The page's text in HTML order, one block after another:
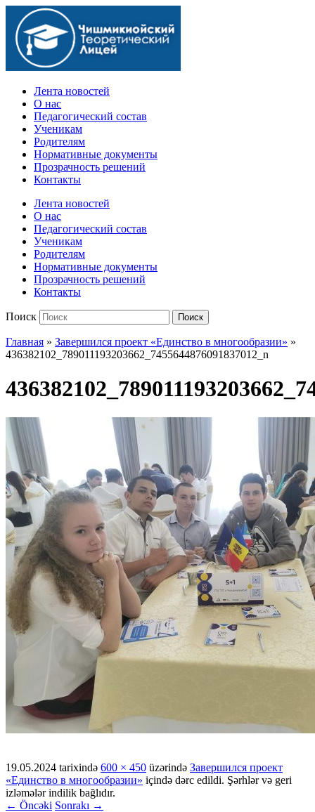
Официальный сайт учебного заведения
Лента новостей
О нас
Педагогический состав
Ученикам
Родителям
Нормативные документы
Прозрачность решений
Контакты
Лента новостей
О нас
Педагогический состав
Ученикам
Родителям
Нормативные документы
Прозрачность решений
Контакты
Поиск Поиск
Главная » Завершился проект «Единство в многообразии» »
436382102_789011193203662_7455644876091837012_n
19.05.2024 tarixində 600 × 450 üzərində Завершился проект
«Единство в многообразии» içində dərc edildi. Şərhlər və geri
izləmələr indilik bağlıdır.
← Öncəki Sonrakı →